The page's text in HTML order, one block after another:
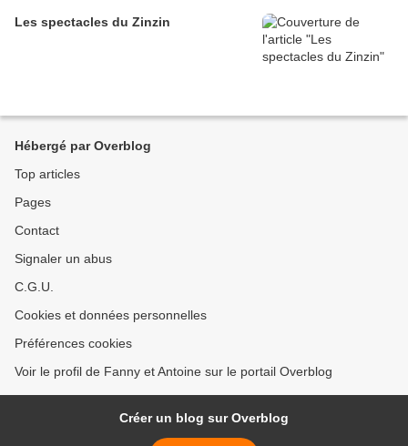
Les spectacles du Zinzin
Hébergé par Overblog
Top articles
Pages
Contact
Signaler un abus
C.G.U.
Cookies et données personnelles
Préférences cookies
Voir le profil de Fanny et Antoine sur le portail Overblog
Créer un blog sur Overblog